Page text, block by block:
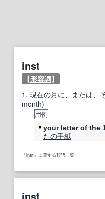
inst
【形容詞】
1. 現在の月に、または、
month)
用例
your letter of the
たの手紙
「inst」に関する類語一覧
inst.